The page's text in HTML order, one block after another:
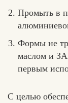
Промыть в
Формы не
маслом и
первым
С целью